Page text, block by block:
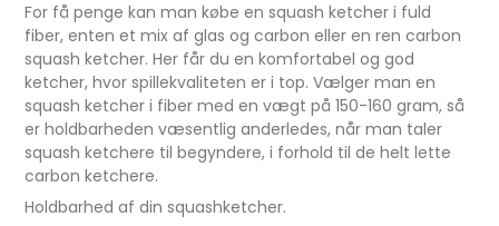
For få penge kan man købe en squash ketcher i fuld
fiber, enten et mix af glas og carbon eller en ren carbon
squash ketcher. Her får du en komfortabel og god
ketcher, hvor spillekvaliteten er i top. Vælger man en
squash ketcher i fiber med en vægt på 150-160 gram, så
er holdbarheden væsentlig anderledes, når man taler
squash ketchere til begyndere, i forhold til de helt lette
carbon ketchere.
Holdbarhed af din squashketcher.